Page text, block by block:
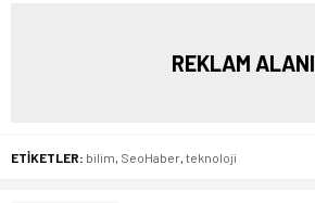
REKLAM ALANI
ETİKETLER: bilim, SeoHaber, teknoloji